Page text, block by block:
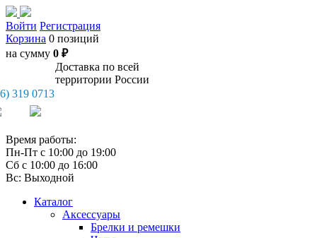
Войти Регистрация
Корзина 0 позиций
на сумму 0 ₽
Доставка по всей
территории России
319 0713
Время работы:
Пн-Пт с 10:00 до 19:00
Сб с 10:00 до 16:00
Вс: Выходной
Каталог
Аксессуары
Брелки и ремешки